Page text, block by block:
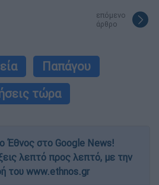
επόμενο
άρθρο
Παπάγου
τώρα
Έθνος στο Google News!
λεπτό προς λεπτό, με την
του www.ethnos.gr